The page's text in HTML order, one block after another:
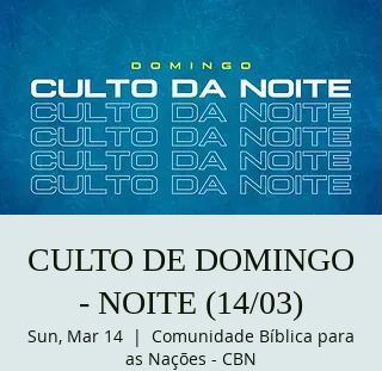
CULTO DE DOMINGO
- NOITE (14/03)
Sun, Mar 14
  |
Comunidade Bíblica para
as Nações - CBN